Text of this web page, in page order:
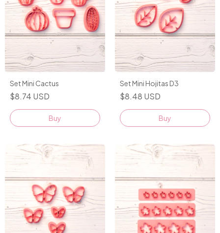
Set Mini Cactus
$8.74 USD
Buy
Set Mini Hojitas D3
$8.48 USD